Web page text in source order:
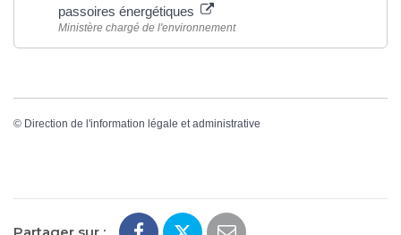
passoires énergétiques
Ministère chargé de l'environnement
© Direction de l'information légale et administrative